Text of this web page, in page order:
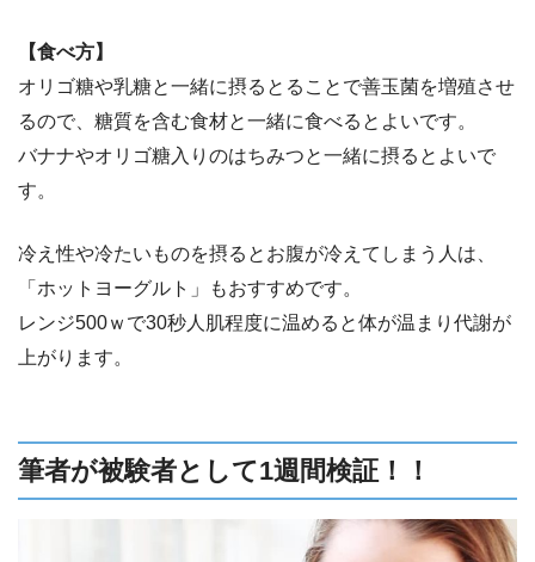
【食べ方】
オリゴ糖や乳糖と一緒に摂るとることで善玉菌を増殖させ
るので、糖質を含む食材と一緒に食べるとよいです。
バナナやオリゴ糖入りのはちみつと一緒に摂るとよいで
す。
冷え性や冷たいものを摂るとお腹が冷えてしまう人は、
「ホットヨーグルト」もおすすめです。
レンジ500ｗで30秒人肌程度に温めると体が温まり代謝が
上がります。
筆者が被験者として1週間検証！！